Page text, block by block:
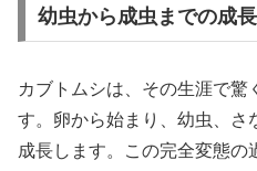
幼虫から成虫までの成
カブトムシは、その生涯で
す。卵から始まり、幼虫、さ
成長します。この完全変態